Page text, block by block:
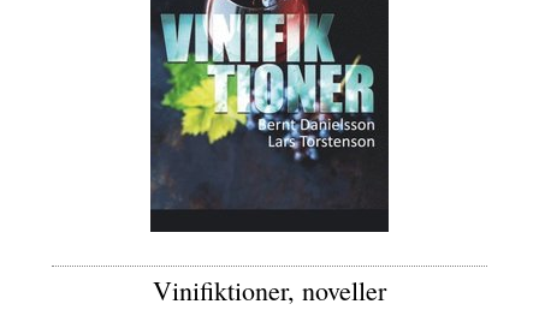
Vinifiktioner, noveller